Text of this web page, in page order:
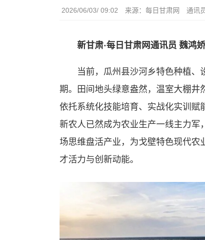
2026/06/03/ 09:02 来源：每日甘肃网 通讯
新甘肃·每日甘肃网通讯员 魏鸿
当前，瓜州县沙河乡特色种植、
期。田间地头绿意盎然，温室大棚井
依托系统化技能培育、实战化实训赋
新农人已然成为农业生产一线主力军
场思维盘活产业，为戈壁特色现代农
才活力与创新动能。